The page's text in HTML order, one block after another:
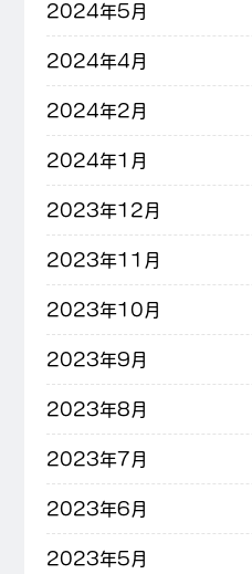
2024年5月
2024年4月
2024年2月
2024年1月
2023年12月
2023年11月
2023年10月
2023年9月
2023年8月
2023年7月
2023年6月
2023年5月